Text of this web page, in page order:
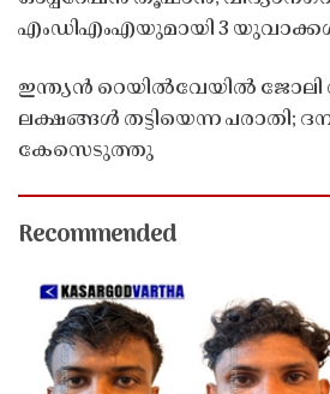
എംഡിഎംഎയുമായി 3
ഇന്ത്യൻ റെയിൽവേയിൽ ജോലി
ലക്ഷങ്ങൾ തട്ടിയെന്ന പരാതി;
കേസെടുത്തു
Recommended